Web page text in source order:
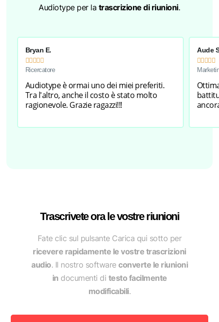
Audiotype per la trascrizione di riunioni.
Bryan E.
  
Ricercatore
Audiotype è ormai uno dei miei preferiti.
Tra l'altro, anche il costo è stato molto
ragionevole. Grazie ragazzi!!!
Aude
  
Trascrivete ora le vostre riunioni
Fate clic sul pulsante Carica qui sotto per
ricevere rapidamente le vostre trascrizioni
audio. Il nostro software converte le riunioni
in documenti di testo facilmente
modificabili.